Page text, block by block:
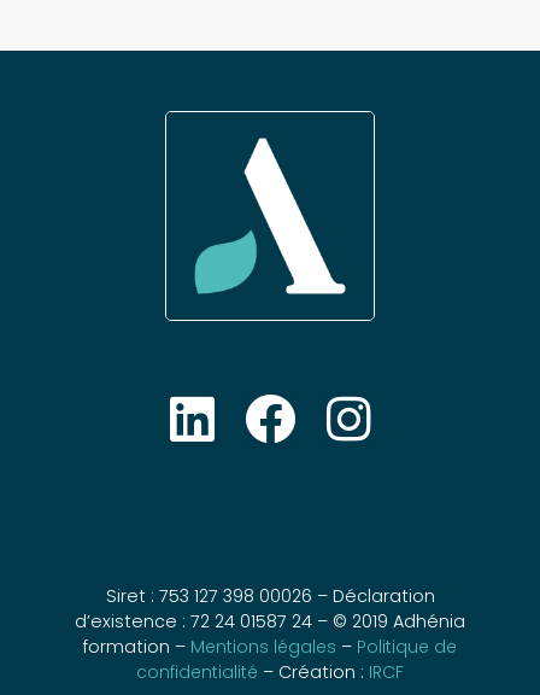
Siret : 753 127 398 00026 – Déclaration
d’existence : 72 24 01587 24 – © 2019 Adhénia
formation – Mentions légales
Politique de
confidentialité – Création : IRCF